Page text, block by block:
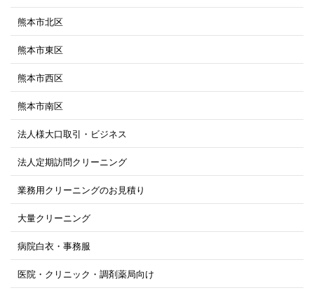
熊本市北区
熊本市東区
熊本市西区
熊本市南区
法人様大口取引・ビジネス
法人定期訪問クリーニング
業務用クリーニングのお見積り
大量クリーニング
病院白衣・事務服
医院・クリニック・調剤薬局向け